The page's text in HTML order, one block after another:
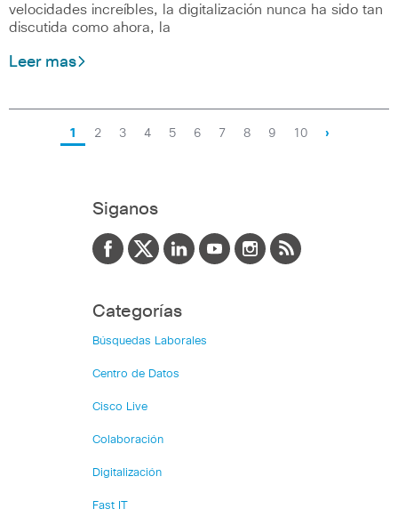
velocidades increíbles, la digitalización nunca ha sido tan
discutida como ahora, la
Leer mas
1 2 3 4 5 6 7 8 9 10 ›
Siganos
Categorías
Búsquedas Laborales
Centro de Datos
Cisco Live
Colaboración
Digitalización
Fast IT